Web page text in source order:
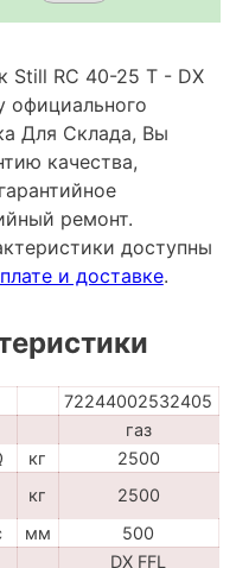
Still RC 40-25 T - DX
официального
Для Склада, Вы
качества,
ремонт.
доступны
и доставке.
72244002532405
газ
кг
2500
кг
2500
мм
500
DX FFL